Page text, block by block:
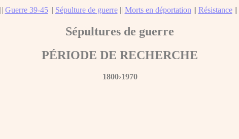
Guerre 39-45|| Sépulture de guerre|| Morts en déportation || Résistance||
Sépultures de guerre
PÉRIODE DE RECHERCHE
1800›1970